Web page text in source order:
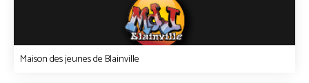
Maison des jeunes de Blainville